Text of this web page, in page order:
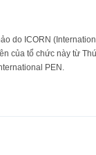
do ICORN
của tổ chức này từ
PEN.